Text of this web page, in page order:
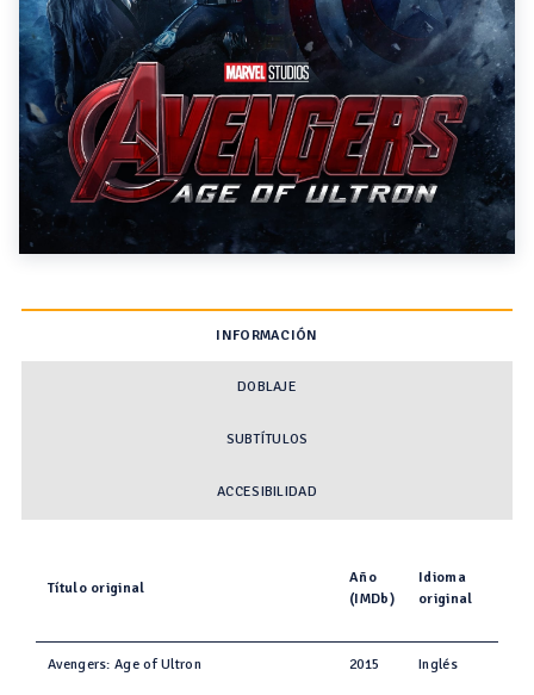
INFORMACIÓN
DOBLAJE
SUBTÍTULOS
ACCESIBILIDAD
Título original
Año
(IMDb)
Idioma
original
Avengers: Age of Ultron 2015 Inglés